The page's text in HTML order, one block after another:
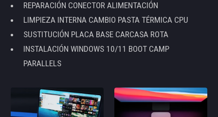
REPARACIÓN CONECTOR ALIMENTACIÓN
LIMPIEZA INTERNA CAMBIO PASTA TÉRMICA CPU
SUSTITUCIÓN PLACA BASE CARCASA ROTA
INSTALACIÓN WINDOWS 10/11 BOOT CAMP
PARALLELS